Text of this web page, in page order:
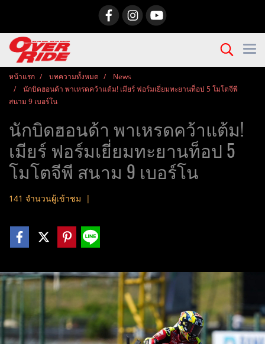
หน้าแรก บทความทั้งหมด
News
นักบิดฮอนด้า พาเหรดคว้าแต้ม! เมียร์ ฟอร์มเยี่ยมทะยานท็อป 5 โมโตจีพี
สนาม 9 เบอร์โน
นักบิดฮอนด้า พาเหรดคว้าแต้ม!
เมียร์ ฟอร์มเยี่ยมทะยานท็อป 5
โมโตจีพี สนาม 9 เบอร์โน
141 จำนวนผู้เข้าชม |